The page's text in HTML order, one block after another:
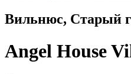
Вильнюс, Старый
Angel House